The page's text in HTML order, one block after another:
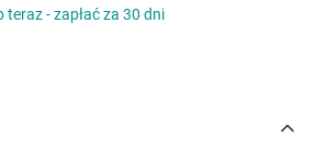
teraz - zapłać za 30 dni